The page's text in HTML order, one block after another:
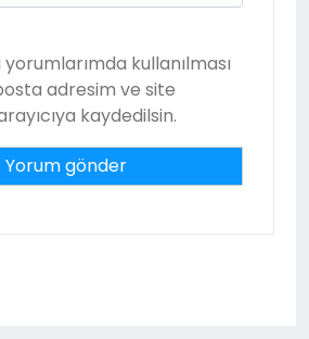
kullanılması
adresim ve site
kaydedilsin.